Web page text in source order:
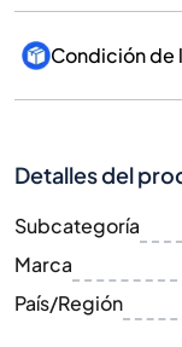
Condición de
Detalles del
Subcategoría
Marca
País/Región